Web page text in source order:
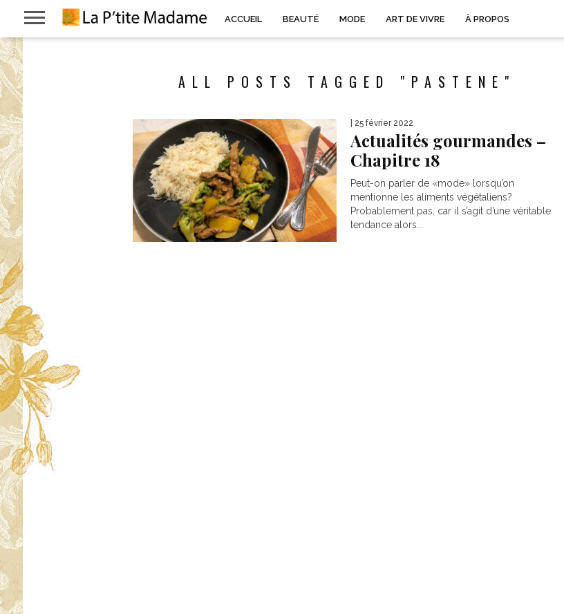
ACCUEIL BEAUTÉ MODE ART DE VIVRE À PROPOS
ALL POSTS TAGGED "PASTENE"
| 25 février 2022
Actualités gourmandes –
Chapitre 18
Peut-on parler de «mode» lorsqu’on
mentionne les aliments végétaliens?
Probablement pas, car il s’agit d’une véritable
tendance alors...